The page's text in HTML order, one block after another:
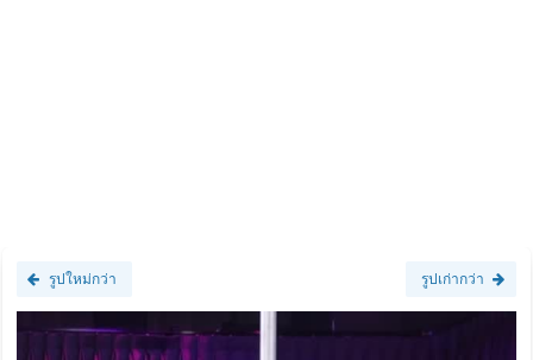
รูปใหม่กว่า รูปเก่ากว่า